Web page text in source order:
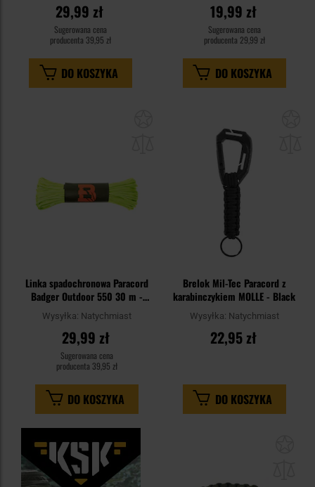
29,99 zł
Sugerowana cena
producenta 39,95 zł
DO KOSZYKA
19,99 zł
Sugerowana cena
producenta 29,99 zł
DO KOSZYKA
Linka spadochronowa Paracord
Badger Outdoor 550 30 m -
Neon Yellow
Wysyłka: Natychmiast
29,99 zł
Sugerowana cena
producenta 39,95 zł
DO KOSZYKA
Brelok Mil-Tec Paracord z
karabinczykiem MOLLE - Black
Wysyłka: Natychmiast
22,95 zł
DO KOSZYKA